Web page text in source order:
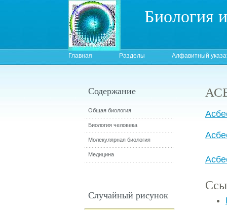
Биология
Главная Разделы Алфавитный
Содержание
Общая биология
Биология человека
Молекулярная биология
Медицина
Случайный рисунок